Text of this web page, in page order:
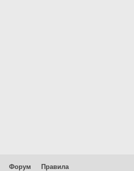
Форум Правила